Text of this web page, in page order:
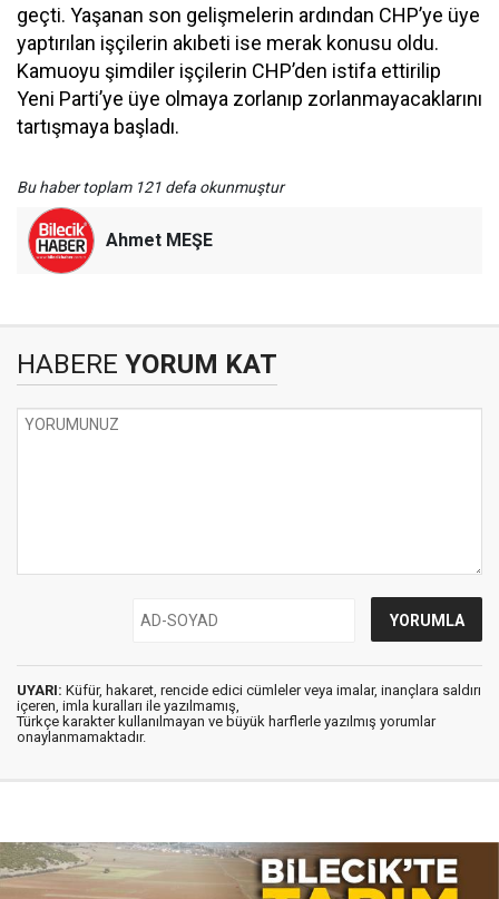
geçti. Yaşanan son gelişmelerin ardından CHP’ye üye
yaptırılan işçilerin akıbeti ise merak konusu oldu.
Kamuoyu şimdiler işçilerin CHP’den istifa ettirilip
Yeni Parti’ye üye olmaya zorlanıp zorlanmayacaklarını
tartışmaya başladı.
Bu haber toplam 121 defa okunmuştur
Ahmet MEŞE
HABERE YORUM KAT
UYARI: Küfür, hakaret, rencide edici cümleler veya imalar, inançlara saldırı
içeren, imla kuralları ile yazılmamış,
Türkçe karakter kullanılmayan ve büyük harflerle yazılmış yorumlar
onaylanmamaktadır.